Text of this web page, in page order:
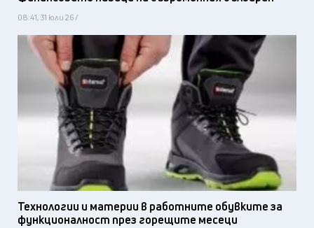
08:41, 31 юли 26 /
Технологии и материи в работните обувките за
функционалност през горещите месеци